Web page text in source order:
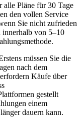
Pläne für 30 Tage
den vollen Service
Sie nicht zufrieden
innerhalb von 5–10
müssen Sie die
nach dem
Käufe über
gestellt
einem
dauern kann.